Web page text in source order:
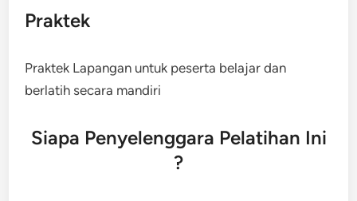
Praktek
Praktek Lapangan untuk peserta belajar dan
berlatih secara mandiri
Siapa Penyelenggara Pelatihan Ini
?